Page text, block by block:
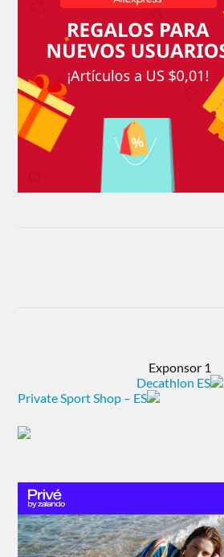
Exponsor 1
Decathlon ES
Private Sport Shop – ES